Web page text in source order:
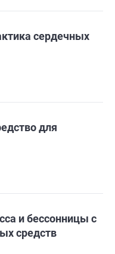
сердечных
для
и бессонницы с
средств